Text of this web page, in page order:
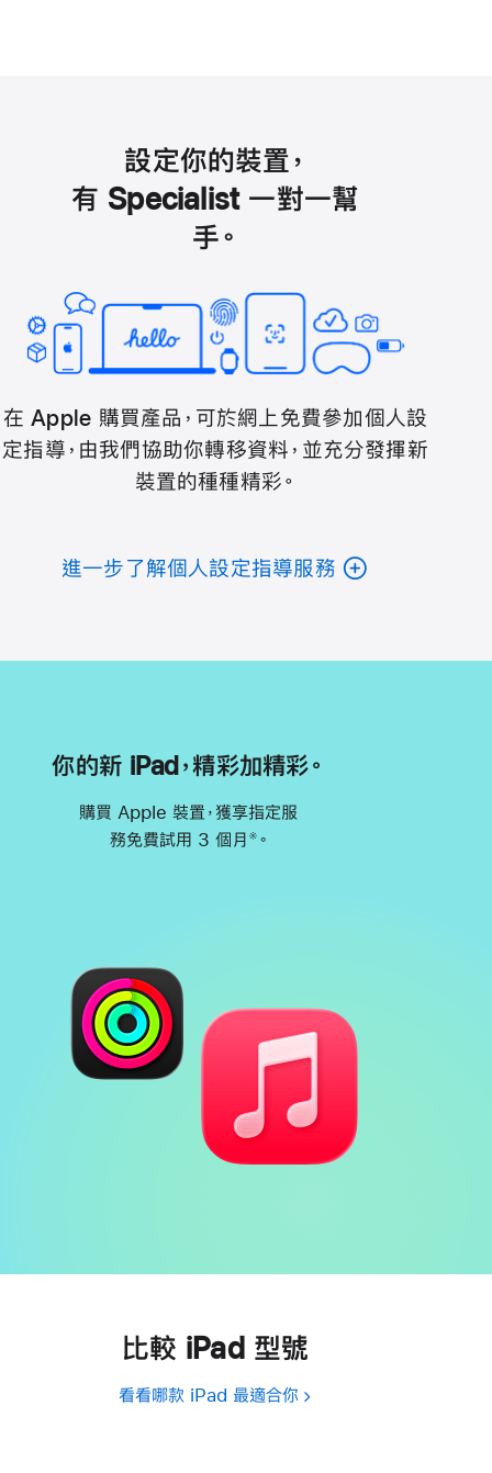
設定你的裝置，
有 Specialist 一對一幫
手。
在 Apple 購買產品，可於網上免費參加個人設
定指導，由我們協助你轉移資料，並充分發揮新
裝置的種種精彩。
進一步了解個人設定指導服務
你的新 iPad，精彩加精彩。
購買 Apple 裝置，獲享指定服
務免費試用 3 個月 ※ 。
比較 iPad 型號
看看哪款 iPad 最適合你